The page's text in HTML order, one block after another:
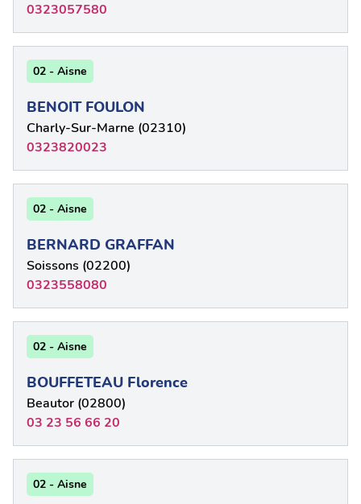
0323057580
02 - Aisne
BENOIT FOULON
Charly-Sur-Marne (02310)
0323820023
02 - Aisne
BERNARD GRAFFAN
Soissons (02200)
0323558080
02 - Aisne
BOUFFETEAU Florence
Beautor (02800)
03 23 56 66 20
02 - Aisne